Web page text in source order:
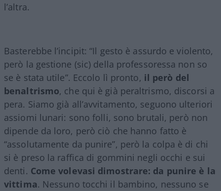
l’altra.
Basterebbe l’incipit: “Il gesto è assurdo e violento,
però la gestione (sic) della professoressa non so
se è stata utile”. Eccolo lì pronto, il però del
benaltrismo, che qui è già peraltrismo, discorsi a
pera. Siamo già all’avvitamento, seguono ulteriori
assiomi lunari: sono folli, sono brutali, però non
dipende da loro, però ciò che hanno fatto è
“assolutamente da punire”, però la colpa è di chi
si è preso la raffica di gommini negli occhi e sui
denti. Come volevasi dimostrare: da punire è la
vittima. Nessuno tocchi il bambino, nessuno se